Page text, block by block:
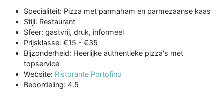
Specialiteit: Pizza met parmaham en parmezaanse kaas
Stijl: Restaurant
Sfeer: gastvrij, druk, informeel
Prijsklasse: €15 - €35
Bijzonderheid: Heerlijke authentieke pizza's met
topservice
Website: Ristorante Portofino
Beoordeling: 4.5